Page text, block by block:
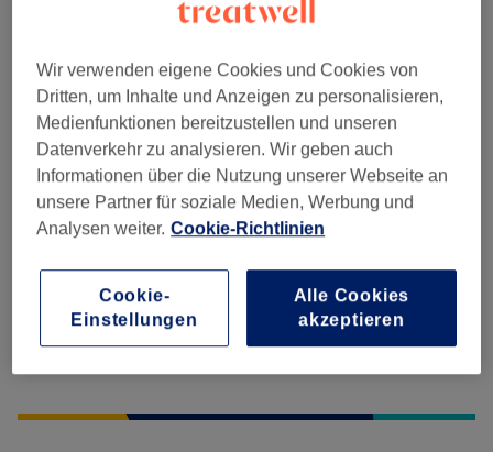
Salonbewertungen
4,9 14 Bewertungen
Sauberkeit
Wir verwenden eigene Cookies und Cookies von
Dritten, um Inhalte und Anzeigen zu personalisieren,
Medienfunktionen bereitzustellen und unseren
Datenverkehr zu analysieren. Wir geben auch
Informationen über die Nutzung unserer Webseite an
unsere Partner für soziale Medien, Werbung und
Analysen weiter. Cookie-Richtlinien
Cookie-
Einstellungen
Alle Cookies
akzeptieren